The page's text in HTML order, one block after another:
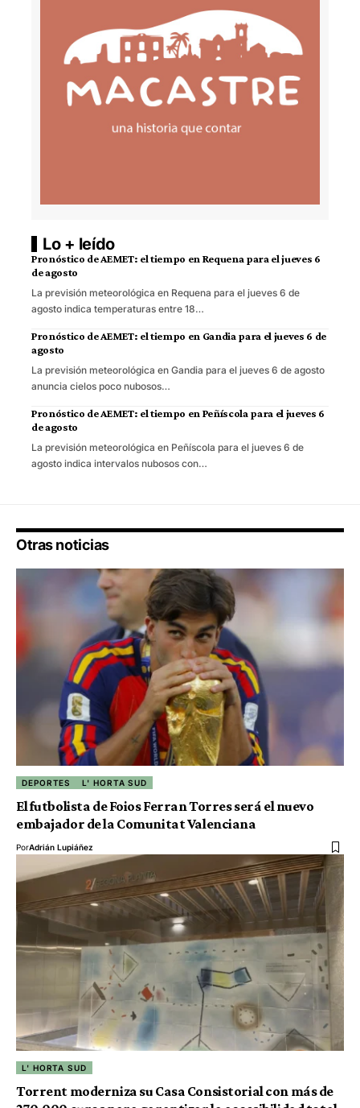
Lo + leído
Pronóstico de AEMET: el tiempo en Requena para el jueves 6
de agosto
La previsión meteorológica en Requena para el jueves 6 de
agosto indica temperaturas entre 18…
Pronóstico de AEMET: el tiempo en Gandia para el jueves 6 de
agosto
La previsión meteorológica en Gandia para el jueves 6 de agosto
anuncia cielos poco nubosos…
Pronóstico de AEMET: el tiempo en Peñíscola para el jueves 6
de agosto
La previsión meteorológica en Peñíscola para el jueves 6 de
agosto indica intervalos nubosos con…
Otras noticias
DEPORTES L' HORTA SUD
El futbolista de Foios Ferran Torres será el nuevo
embajador de la Comunitat Valenciana
PorAdrián Lupiáñez
L' HORTA SUD
Torrent moderniza su Casa Consistorial con más de